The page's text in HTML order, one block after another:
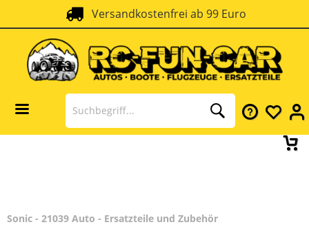
Versandkostenfrei ab 99 Euro
Sonic - 21039 Auto - Ersatzteile und Zubehör